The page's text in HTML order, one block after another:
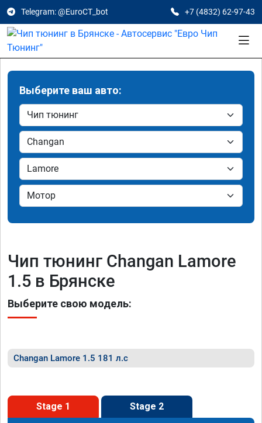
Telegram: @EuroCT_bot +7 (4832) 62-97-43
Выберите ваш авто:
Чип тюнинг Changan Lamore
1.5 в Брянске
Выберите свою модель:
Changan Lamore 1.5 181 л.с
Stage 1 Stage 2